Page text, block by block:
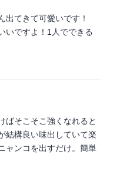
出てきて可愛いです！
いですよ！1人でできる
ばそこそこ強くなれると
結構良い味出していて楽
ャンコを出すだけ。簡単